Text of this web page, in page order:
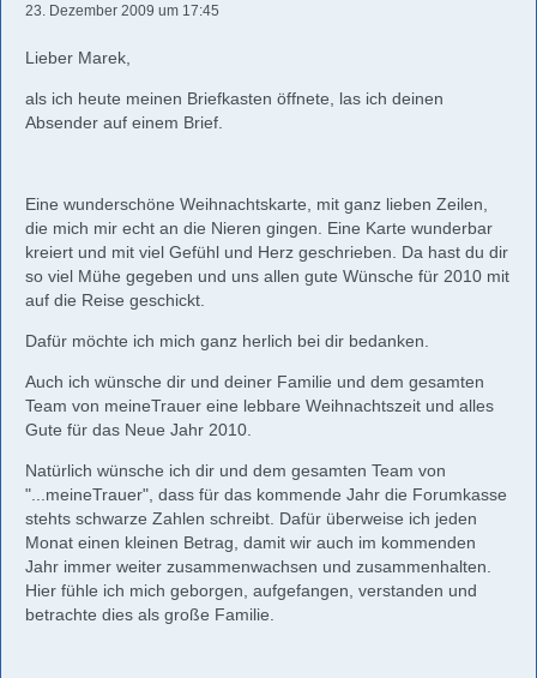
23. Dezember 2009 um 17:45
Lieber Marek,
als ich heute meinen Briefkasten öffnete, las ich deinen
Absender auf einem Brief.
Eine wunderschöne Weihnachtskarte, mit ganz lieben Zeilen,
die mich mir echt an die Nieren gingen. Eine Karte wunderbar
kreiert und mit viel Gefühl und Herz geschrieben. Da hast du dir
so viel Mühe gegeben und uns allen gute Wünsche für 2010 mit
auf die Reise geschickt.
Dafür möchte ich mich ganz herlich bei dir bedanken.
Auch ich wünsche dir und deiner Familie und dem gesamten
Team von meineTrauer eine lebbare Weihnachtszeit und alles
Gute für das Neue Jahr 2010.
Natürlich wünsche ich dir und dem gesamten Team von
"...meineTrauer", dass für das kommende Jahr die Forumkasse
stehts schwarze Zahlen schreibt. Dafür überweise ich jeden
Monat einen kleinen Betrag, damit wir auch im kommenden
Jahr immer weiter zusammenwachsen und zusammenhalten.
Hier fühle ich mich geborgen, aufgefangen, verstanden und
betrachte dies als große Familie.